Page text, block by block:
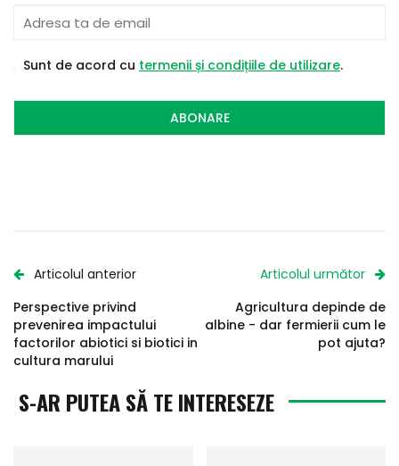
Sunt de acord cu termenii și condițiile de utilizare.
ABONARE
Articolul anterior
Perspective privind
prevenirea impactului
factorilor abiotici si biotici in
cultura marului
Articolul următor
Agricultura depinde de
albine - dar fermierii cum le
pot ajuta?
S-AR PUTEA SĂ TE INTERESEZE